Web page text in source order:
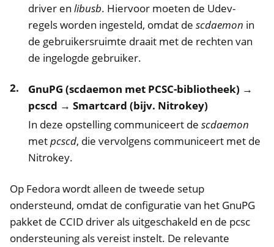
navigation of HSM
navigation of PIV (Windows only)
navigation of Nitrokey 3
navigation of Nitrokey Passkey
navigation of Nitrokey FIDO2
driver en libusb. Hiervoor moeten de Udev-
regels worden ingesteld, omdat de scdaemon in
de gebruikersruimte draait met de rechten van
de ingelogde gebruiker.
GnuPG (scdaemon met PCSC-bibliotheek) →
pcscd → Smartcard (bijv. Nitrokey)
In deze opstelling communiceert de scdaemon
metpcscd, die vervolgens communiceert met de
Nitrokey.
Op Fedora wordt alleen de tweede setup
ondersteund, omdat de configuratie van het GnuPG
pakket de CCID driver als uitgeschakeld en de pcsc
ondersteuning als vereist instelt. De relevante